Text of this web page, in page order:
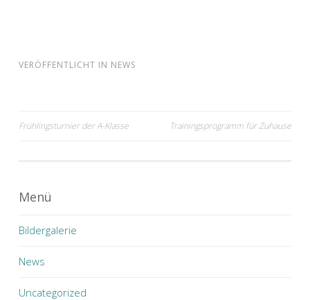
VERÖFFENTLICHT IN NEWS
Beitragsnavigation
Frühlingsturnier der A-Klasse Trainingsprogramm für Zuhause
Menü
Bildergalerie
News
Uncategorized